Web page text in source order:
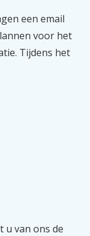
een email
voor het
Tijdens het
u van ons de